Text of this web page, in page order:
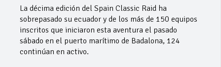
La décima edición del Spain Classic Raid ha
sobrepasado su ecuador y de los más de 150 equipos
inscritos que iniciaron esta aventura el pasado
sábado en el puerto marítimo de Badalona, 124
continúan en activo.